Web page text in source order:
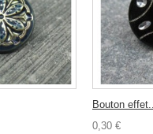
Bouton
0,30 €